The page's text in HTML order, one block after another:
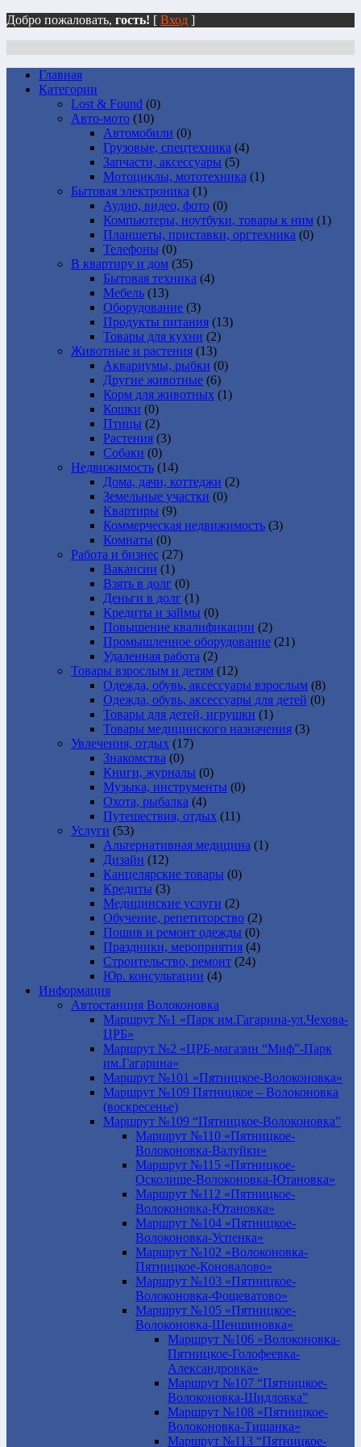
Добро пожаловать, гость! [ Вход ]
Главная
Категории
Lost & Found (0)
Авто-мото (10)
Автомобили (0)
Грузовые, спецтехника (4)
Запчасти, аксессуары (5)
Мотоциклы, мототехника (1)
Бытовая электроника (1)
Аудио, видео, фото (0)
Компьютеры, ноутбуки, товары к ним (1)
Планшеты, приставки, оргтехника (0)
Телефоны (0)
В квартиру и дом (35)
Бытовая техника (4)
Мебель (13)
Оборудование (3)
Продукты питания (13)
Товары для кухни (2)
Животные и растения (13)
Аквариумы, рыбки (0)
Другие животные (6)
Корм для животных (1)
Кошки (0)
Птицы (2)
Растения (3)
Собаки (0)
Недвижимость (14)
Дома, дачи, коттеджи (2)
Земельные участки (0)
Квартиры (9)
Коммерческая недвижимость (3)
Комнаты (0)
Работа и бизнес (27)
Вакансии (1)
Взять в долг (0)
Деньги в долг (1)
Кредиты и займы (0)
Повышение квалификации (2)
Промышленное оборудование (21)
Удаленная работа (2)
Товары взрослым и детям (12)
Одежда, обувь, аксессуары взрослым (8)
Одежда, обувь, аксессуары для детей (0)
Товары для детей, игрушки (1)
Товары медицинского назначения (3)
Увлечения, отдых (17)
Знакомства (0)
Книги, журналы (0)
Музыка, инструменты (0)
Охота, рыбалка (4)
Путешествия, отдых (11)
Услуги (53)
Альтернативная медицина (1)
Дизайн (12)
Канцелярские товары (0)
Кредиты (3)
Медицинские услуги (2)
Обучение, репетиторство (2)
Пошив и ремонт одежды (0)
Праздники, мероприятия (4)
Строительство, ремонт (24)
Юр. консультации (4)
Информация
Автостанция Волоконовка
Маршрут №1 «Парк им.Гагарина-ул.Чехова-
ЦРБ»
Маршрут №2 «ЦРБ-магазин “Миф”-Парк
им.Гагарина»
Маршрут №101 «Пятницкое-Волоконовка»
Маршрут №109 Пятницкое – Волоконовка
(воскресенье)
Маршрут №109 “Пятницкое-Волоконовка”
Маршрут №110 «Пятницкое-
Волоконовка-Валуйки»
Маршрут №115 «Пятницкое-
Осколище-Волоконовка-Ютановка»
Маршрут №112 «Пятницкое-
Волоконовка-Ютановка»
Маршрут №104 «Пятницкое-
Волоконовка-Успенка»
Маршрут №102 «Волоконовка-
Пятницкое-Коновалово»
Маршрут №103 «Пятницкое-
Волоконовка-Фощеватово»
Маршрут №105 «Пятницкое-
Волоконовка-Шеншиновка»
Маршрут №106 «Волоконовка-
Пятницкое-Голофеевка-
Александровка»
Маршрут №107 “Пятницкое-
Волоконовка-Шидловка”
Маршрут №108 «Пятницкое-
Волоконовка-Тишанка»
Маршрут №113 “Пятницкое-